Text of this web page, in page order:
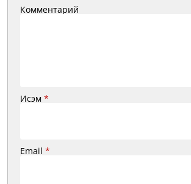
Комментарий
Исэм *
Email *